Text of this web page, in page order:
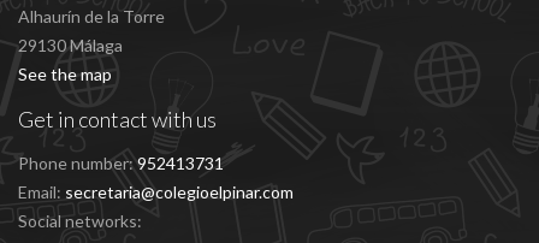
Alhaurín de la Torre
29130 Málaga
See the map
Get in contact with us
Phone number: 952413731
Email: secretaria@colegioelpinar.com
Social networks: